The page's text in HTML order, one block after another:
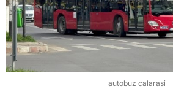
autobuz calarasi